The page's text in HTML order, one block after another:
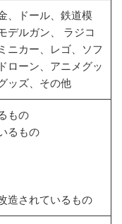
、ドール、鉄道模
デルガン、 ラジコ
ニカー、レゴ、ソフ
ローン、アニメグッ
ッズ、その他
もの
るもの
造されているもの